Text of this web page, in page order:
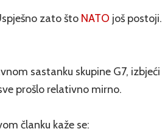
zato što NATO još postoji.
sastanku skupine G7, izbjeći
prošlo relativno mirno.
članku kaže se: